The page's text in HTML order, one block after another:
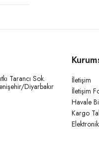
Tarancı Sok.
Diyarbakır
İletişim
İletişim
Havale
Kargo